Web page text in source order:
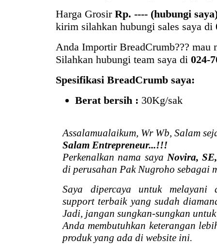
Harga Grosir Rp. ---- (hubungi
kirim silahkan hubungi sales saya di
Anda Importir BreadCrumb??? mau
Silahkan hubungi team saya di 024-
Spesifikasi BreadCrumb saya:
Berat bersih : 30Kg/sak
Assalamualaikum, Wr Wb, Salam
Salam Entrepreneur...!!!
Perkenalkan nama saya Novira,
di perusahan Pak Nugroho sebagai
Saya dipercaya untuk melayani
support terbaik yang sudah
Jadi, jangan sungkan-sungkan
Anda membutuhkan keterangan
produk yang ada di website ini.